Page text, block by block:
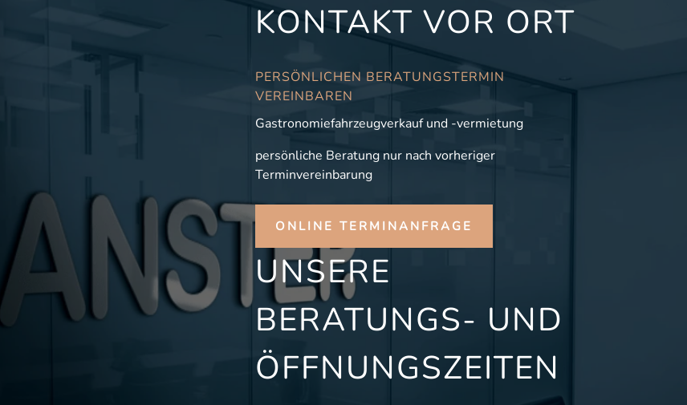
KONTAKT VOR ORT
PERSÖNLICHEN BERATUNGSTERMIN
VEREINBAREN
Gastronomiefahrzeugverkauf und -vermietung
persönliche Beratung nur nach vorheriger
Terminvereinbarung
ONLINE TERMINANFRAGE
UNSERE
BERATUNGS- UND
ÖFFNUNGSZEITEN